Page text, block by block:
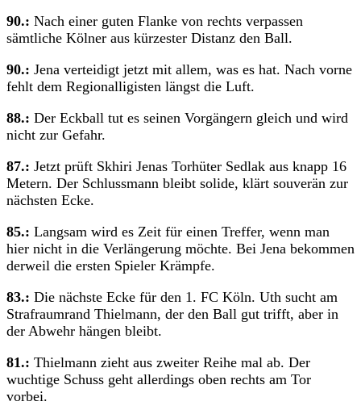
90.: Nach einer guten Flanke von rechts verpassen
sämtliche Kölner aus kürzester Distanz den Ball.
90.: Jena verteidigt jetzt mit allem, was es hat. Nach vorne
fehlt dem Regionalligisten längst die Luft.
88.: Der Eckball tut es seinen Vorgängern gleich und wird
nicht zur Gefahr.
87.: Jetzt prüft Skhiri Jenas Torhüter Sedlak aus knapp 16
Metern. Der Schlussmann bleibt solide, klärt souverän zur
nächsten Ecke.
85.: Langsam wird es Zeit für einen Treffer, wenn man
hier nicht in die Verlängerung möchte. Bei Jena bekommen
derweil die ersten Spieler Krämpfe.
83.: Die nächste Ecke für den 1. FC Köln. Uth sucht am
Strafraumrand Thielmann, der den Ball gut trifft, aber in
der Abwehr hängen bleibt.
81.: Thielmann zieht aus zweiter Reihe mal ab. Der
wuchtige Schuss geht allerdings oben rechts am Tor
vorbei.